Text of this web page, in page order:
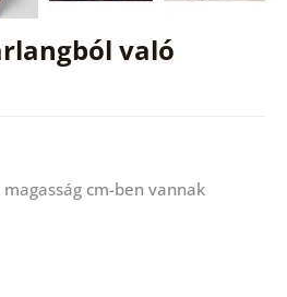
való
cm-ben vannak